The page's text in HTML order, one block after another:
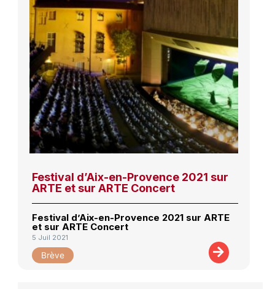
Festival d’Aix-en-Provence 2021 sur
ARTE et sur ARTE Concert
Festival d’Aix-en-Provence 2021 sur ARTE
et sur ARTE Concert
5 Juil 2021
Brève